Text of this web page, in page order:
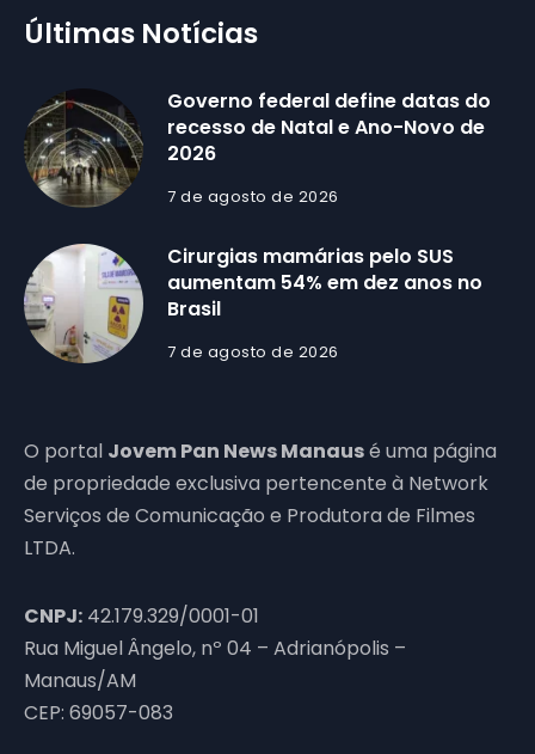
Últimas Notícias
Governo federal define datas do
recesso de Natal e Ano-Novo de
2026
7 de agosto de 2026
Cirurgias mamárias pelo SUS
aumentam 54% em dez anos no
Brasil
7 de agosto de 2026
O portal Jovem Pan News Manausé uma página
de propriedade exclusiva pertencente à Network
Serviços de Comunicação e Produtora de Filmes
LTDA.
CNPJ: 42.179.329/0001-01
Rua Miguel Ângelo, nº 04 – Adrianópolis –
Manaus/AM
CEP: 69057-083